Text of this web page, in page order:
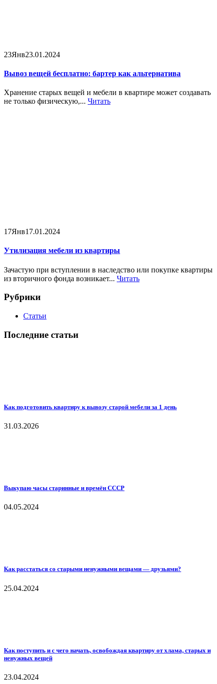
23Янв23.01.2024
Вывоз вещей бесплатно: бартер как альтернатива
Хранение старых вещей и мебели в квартире может создавать
не только физическую,... Читать
17Янв17.01.2024
Утилизация мебели из квартиры
Зачастую при вступлении в наследство или покупке квартиры
из вторичного фонда возникает... Читать
Рубрики
Статьи
Последние статьи
Как подготовить квартиру к вывозу старой мебели за 1 день
31.03.2026
Выкупаю часы старинные и времён СССР
04.05.2024
Как расстаться со старыми ненужными вещами — друзьями?
25.04.2024
Как поступить и с чего начать, освобождая квартиру от хлама, старых и
ненужных вещей
23.04.2024